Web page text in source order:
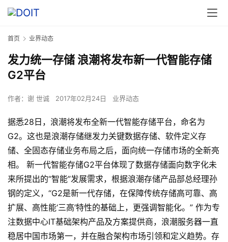
首页 业界动态
发力统一存储 浪潮将发布新一代智能存储
G2平台
作者： 谢 世诚 2017年02月24日 业界动态
据悉28日，浪潮将发布全新一代智能存储平台，命名为
G2。这也是浪潮存储继发力关键数据存储、软件定义存
储、全固态存储业务布局之后，面向统一存储市场的全新亮
相。 新一代智能存储G2平台体现了数据存储面向数字化未
来所提出的“智能”发展需求，根据浪潮存储产品部总经理孙
钢的定义，“G2是新一代存储，在保障传统存储高可靠、高
扩展、高性能‘三高’特性的基础上，更强调智能化。” 作为专
注数据中心IT基础架构产品及方案提供商，浪潮服务器一直
稳居中国市场第一，并在融合架构市场引领和定义趋势。存